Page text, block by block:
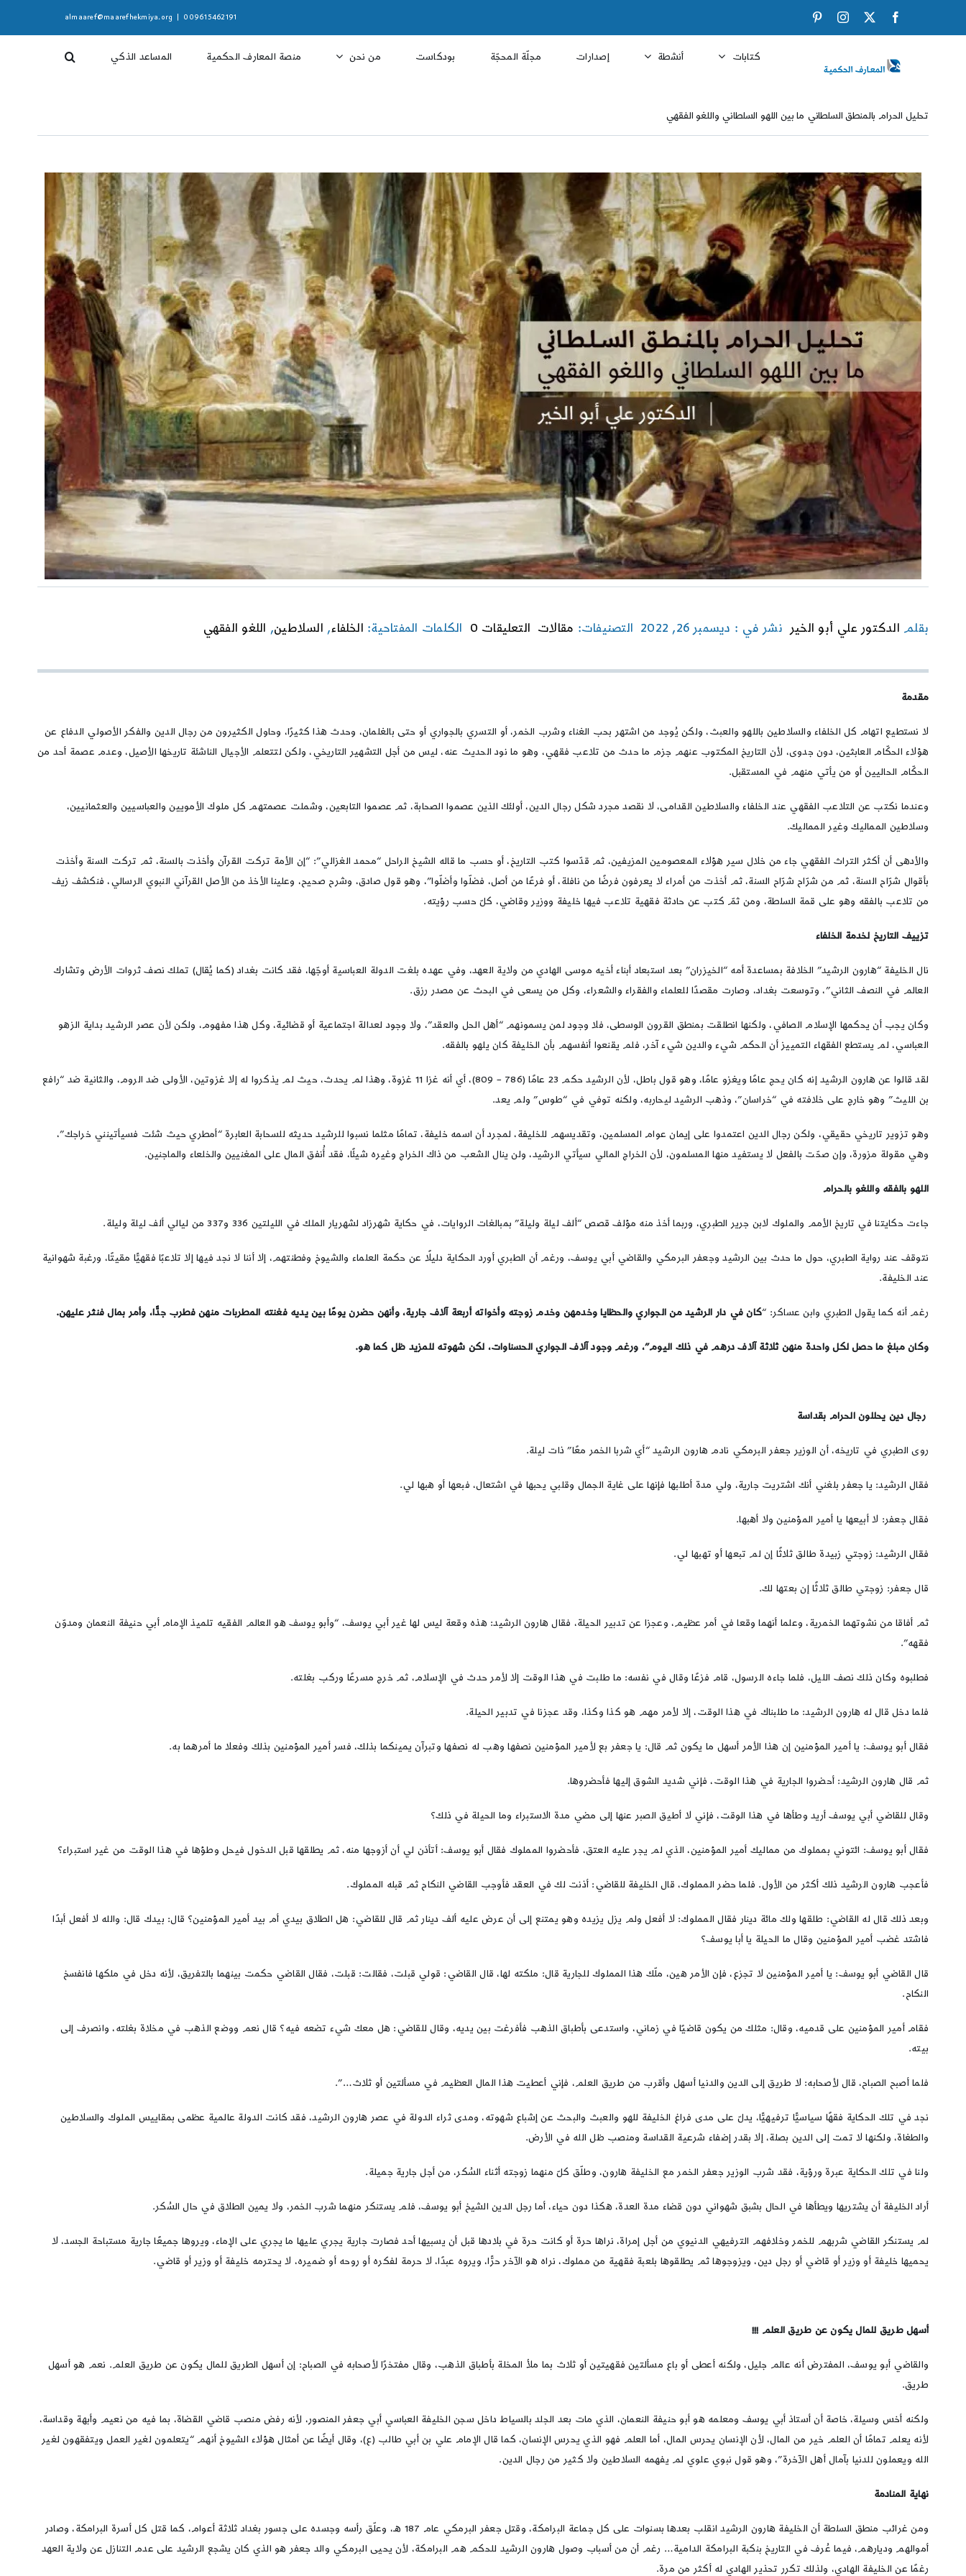
Facebook
X
Instagram
009615462191
almaaref@maarefhekmiya.org
كتابات أنشطة إصدارات مجلّة المحجّة بودكاست من نحن منصة المعارف الحكمية المساعد الذكي
تحليل الحرام بالمنطق السلطاني ما بين اللهو السلطاني واللغو الفقهي
بقلم الدكتور علي أبو الخير نشر في : ديسمبر 26, 2022 التصنيفات: مقالات التعليقات 0
on
بالمنطق
اللهو
السلطاني
واللغو
الكلمات المفتاحية: الخلفاء, السلاطين, اللغو الفقهي
مقدمة
لا نستطيع اتهام كل الخلفاء والسلاطين باللهو والعبث، ولكن يُوجد من اشتهر بحب الغناء وشرب الخمر، أو التسري بالجواري أو حتى بالغلمان، وحدث هذا كثيرًا، وحاول الكثيرون من رجال الدين والفكر الأصولي الدفاع عن
هؤلاء الحكّام العابثين، دون جدوى، لأن التاريخ المكتوب عنهم جزم ما حدث من تلاعب فقهي، وهو ما نود الحديث عنه، ليس من أجل التشهير التاريخي، ولكن لتتعلم الأجيال الناشئة تاريخها الأصيل، وعدم عصمة أحد من
الحكّام الحاليين أو من يأتي منهم في المستقبل.
وعندما نكتب عن التلاعب الفقهي عند الخلفاء والسلاطين القدامى، لا نقصد مجرد شكل رجال الدين، أولئك الذين عصموا الصحابة، ثم عصموا التابعين، وشملت عصمتهم كل ملوك الأمويين والعباسيين والعثمانيين،
وسلاطين المماليك وغير المماليك.
والأدهى أن أكثر التراث الفقهي جاء من خلال سير هؤلاء المعصومين المزيفين، ثم قدّسوا كتب التاريخ، أو حسب ما قاله الشيخ الراحل “محمد الغزالي”: “إن الأمة تركت القرآن وأخذت بالسنة، ثم تركت السنة وأخذت
بأقوال شرّاح السنة، ثم من شرّاح شرّاح السنة، ثم أخذت من أمراء لا يعرفون فرضًا من نافلة، أو فرعًا من أصل، فضلّوا وأضلّوا”، وهو قول صادق، وشرح صحيح، وعلينا الأخذ من الأصل القرآني النبوي الرسالي، فنكشف زيف
من تلاعب بالفقه وهو على قمة السلطة، ومن ثمّ كتب عن حادثة فقهية تلاعب فيها خليفة ووزير وقاضي، كلّ حسب رؤيته.
تزييف التاريخ لخدمة الخلفاء
نال الخليفة “هارون الرشيد” الخلافة بمساعدة أمه “الخيزران” بعد استبعاد أبناء أخيه موسى الهادي من ولاية العهد، وفي عهده بلغت الدولة العباسية أوجّها، فقد كانت بغداد (كما يُقال) تملك نصف ثروات الأرض وتشارك
العالم في النصف الثاني”، وتوسعت بغداد، وصارت مقصدًا للعلماء والفقراء والشعراء، وكل من يسعى في البحث عن مصدر رزق.
وكان يجب أن يحكمها الإسلام الصافي، ولكنها انطلقت بمنطق القرون الوسطى، فلا وجود لمن يسمونهم “أهل الحل والعقد”، ولا وجود لعدالة اجتماعية أو قضائية، وكل هذا مفهوم، ولكن لأن عصر الرشيد بداية الزهو
العباسي، لم يستطع الفقهاء التمييز أن الحكم شيء والدين شيء آخر، فلم يقنعوا أنفسهم بأن الخليفة كان يلهو بالفقه.
لقد قالوا عن هارون الرشيد إنه كان يحج عامًا ويغزو عامًا، وهو قول باطل، لأن الرشيد حكم 23 عامًا (786 – 809)، أي أنه غزا 11 غزوة، وهذا لم يحدث، حيث لم يذكروا له إلا غزوتين، الأولى ضد الروم، والثانية ضد “رافع
بن الليث” وهو خارج على خلافته في “خراسان”، وذهب الرشيد ليحاربه، ولكنه توفي في “طوس” ولم يعد.
وهو تزوير تاريخي حقيقي، ولكن رجال الدين اعتمدوا على إيمان عوام المسلمين، وتقديسهم للخليفة، لمجرد أن اسمه خليفة، تمامًا مثلما نسبوا للرشيد حديثه للسحابة العابرة “أمطري حيث شئت فسيأتينني خراجك”،
وهي مقولة مزورة، وإن صحّت بالفعل لا يستفيد منها المسلمون، لأن الخراج المالي سيأتي الرشيد، ولن ينال الشعب من ذاك الخراج وغيره شيئًا، فقد أُنفق المال على المغنيين والخلعاء والماجنين.
اللهو بالفقه واللغو بالحرام
جاءت حكايتنا في تاريخ الأمم والملوك لابن جرير الطبري، وربما أخذ منه مؤلف قصص “ألف ليلة وليلة” بمبالغات الروايات، في حكاية شهرزاد لشهريار الملك في الليلتين 336 و337 من ليالي ألف ليلة وليلة.
نتوقف عند رواية الطبري، حول ما حدث بين الرشيد وجعفر البرمكي والقاضي أبي يوسف، ورغم أن الطبري أورد الحكاية دليلًا عن حكمة العلماء والشيوخ وفطنتهم، إلا أننا لا نجد فيها إلا تلاعبًا فقهيًّا مقيتًا، ورغبة شهوانية
عند الخليفة.
رغم أنه كما يقول الطبري وابن عساكر: “كان في دار الرشيد من الجواري والحظايا وخدمهن وخدم زوجته وأخواته أربعة آلاف جارية، وأنهن حضرن يومًا بين يديه فغنته المطربات منهن فطرب جدًّا، وأمر بمال فنثر عليهن‏.
وكان مبلغ ما حصل لكل واحدة منهن ثلاثة آلاف درهم في ذلك اليوم”، ورغم وجود آلاف الجواري الحسناوات، لكن شهوته للمزيد ظل كما هو.
رجال دين يحللون الحرام بقداسة
روى الطبري في تاريخه، أن الوزير جعفر البرمكي نادم هارون الرشيد “أي شربا الخمر معًا” ذات ليلة.
فقال الرشيد: يا جعفر بلغني أنك اشتريت جارية، ولي مدة أطلبها فإنها على غاية الجمال وقلبي يحبها في اشتعال، فبعها أو هبها لي.
فقال جعفر: لا أبيعها يا أمير المؤمنين ولا أهبها.
فقال الرشيد: زوجتي زبيدة طالق ثلاثًا إن لم تبعها أو تهبها لي.
قال جعفر: زوجتي طالق ثلاثًا إن بعتها لك.
ثم أفاقا من نشوتهما الخمرية، وعلما أنهما وقعا في أمر عظيم، وعجزا عن تدبير الحيلة، فقال هارون الرشيد: هذه وقعة ليس لها غير أبي يوسف، “وأبو يوسف هو العالم الفقيه تلميذ الإمام أبي حنيفة النعمان ومدوّن
فقهه”.
فطلبوه وكان ذلك نصف الليل، فلما جاءه الرسول، قام فزعًا وقال في نفسه: ما طلبت في هذا الوقت إلا لأمر حدث في الإسلام، ثم خرج مسرعًا وركب بغلته.
فلما دخل قال له هارون الرشيد: ما طلبناك في هذا الوقت، إلا لأمر مهم هو كذا وكذا، وقد عجزنا في تدبير الحيلة.
فقال أبو يوسف: يا أمير المؤمنين إن هذا الأمر أسهل ما يكون ثم قال: يا جعفر بع لأمير المؤمنين نصفها وهب له نصفها وتبرآن يمينكما بذلك، فسر أمير المؤمنين بذلك وفعلا ما أمرهما به.
ثم قال هارون الرشيد: أحضروا الجارية في هذا الوقت، فإني شديد الشوق إليها فأحضروها.
وقال للقاضي أبي يوسف أريد وطأها في هذا الوقت، فإني لا أطيق الصبر عنها إلى مضي مدة الاستبراء وما الحيلة في ذلك؟
فقال أبو يوسف: ائتوني بمملوك من مماليك أمير المؤمنين، الذي لم يجر عليه العتق، فأحضروا المملوك فقال أبو يوسف: أتأذن لي أن أزوجها منه، ثم يطلقها قبل الدخول فيحل وطؤها في هذا الوقت من غير استبراء؟
فأعجب هارون الرشيد ذلك أكثر من الأول. فلما حضر المملوك، قال الخليفة للقاضي: أذنت لك في العقد فأوجب القاضي النكاح ثم قبله المملوك.
وبعد ذلك قال له القاضي: طلقها ولك مائة دينار فقال المملوك: لا أفعل ولم يزل يزيده وهو يمتنع إلى أن عرض عليه ألف دينار ثم قال للقاضي: هل الطلاق بيدي أم بيد أمير المؤمنين؟ قال: بيدك قال: والله لا أفعل أبدًا
فاشتد غضب أمير المؤمنين وقال ما الحيلة يا أبا يوسف؟
قال القاضي أبو يوسف: يا أمير المؤمنين لا تجزع، فإن الأمر هين، ملّك هذا المملوك للجارية قال: ملكته لها، قال القاضي: قولي قبلت، فقالت: قبلت، فقال القاضي حكمت بينهما بالتفريق، لأنه دخل في ملكها فانفسخ
النكاح.
فقام أمير المؤمنين على قدميه، وقال: مثلك من يكون قاضيًا في زماني، واستدعى بأطباق الذهب فأفرغت بين يديه، وقال للقاضي: هل معك شيء تضعه فيه؟ قال نعم ووضع الذهب في مخلاة بغلته، وانصرف إلى
بيته.
فلما أصبح الصباح، قال لأصحابه: لا طريق إلى الدين والدنيا أسهل وأقرب من طريق العلم، فإني أعطيت هذا المال العظيم في مسألتين أو ثلاث…”.
نجد في تلك الحكاية فقهًا سياسيًّا ترفيهيًّا، يدلّ على مدى فراغ الخليفة للهو والعبث والبحث عن إشباع شهوته، ومدى ثراء الدولة في عصر هارون الرشيد، فقد كانت الدولة عالمية عظمى بمقاييس الملوك والسلاطين
والطغاة، ولكنها لا تمت إلى الدين بصلة، إلا بقدر إضفاء شرعية القداسة ومنصب ظل الله في الأرض.
ولنا في تلك الحكاية عبرة ورؤية، فقد شرب الوزير جعفر الخمر مع الخليفة هارون، وطلّق كلّ منهما زوجته أثناء السُكر، من أجل جارية جميلة.
أراد الخليفة أن يشتريها ويطأها في الحال بشبق شهواني دون قضاء مدة العدة، هكذا دون حياء، أما رجل الدين الشيخ أبو يوسف، فلم يستنكر منهما شرب الخمر، ولا يمين الطلاق في حال السُكر.
لم يستنكر القاضي شربهم للخمر وخلافهم الترفيهي الدنيوي من أجل إمراة، نراها حرة أو كانت حرة في بلادها قبل أن يسبيها أحد فصارت جارية يجري عليها ما يجري على الإماء، ويروها جميعًا جارية مستباحة الجسد، لا
يحميها خليفة أو وزير أو قاضي أو رجل دين، ويزوجوها ثم يطلقوها بلعبة فقهية من مملوك، نراه هو الآخر حرًّا، ويروه عبدًا، لا حرمة لفكره أو روحه أو ضميره، لا يحترمه خليفة أو وزير أو قاضي.
أسهل طريق للمال يكون عن طريق العلم !!!
والقاضي أبو يوسف، المفترض أنه عالم جليل، ولكنه أعطى أو باع مسألتين فقهيتين أو ثلاث بما ملأ المخلة بأطباق الذهب، وقال مفتخرًا لأصحابه في الصباح: إن أسهل الطريق للمال يكون عن طريق العلم. نعم هو أسهل
طريق.
ولكنه أخس وسيلة، خاصة أن أستاذ أبي يوسف ومعلمه هو أبو حنيفة النعمان، الذي مات بعد الجلد بالسياط داخل سجن الخليفة العباسي أبي جعفر المنصور، لأنه رفض منصب قاضي القضاة، بما فيه من نعيم وأبهة وقداسة،
لأنه يعلم تمامًا أن العلم خير من المال، لأن الإنسان يحرس المال، أما العلم فهو الذي يحرس الإنسان، كما قال الإمام علي بن أبي طالب (ع)، وقال أيضًا عن أمثال هؤلاء الشيوخ أنهم “يتعلمون لغير العمل ويتفقهون لغير
الله ويعملون للدنيا بآمال أهل الآخرة”، وهو قول نبوي علوي لم يفهمه السلاطين ولا كثير من رجال الدين.
نهاية المنادمة
ومن غرائب منطق السلطة أن الخليفة هارون الرشيد انقلب بعدها بسنوات على كل جماعة البرامكة، وقتل جعفر البرمكي عام 187 هـ، وعلّق رأسه وجسده على جسور بغداد ثلاثة أعوام، كما قتل كل أسرة البرامكة، وصادر
أموالهم وديارهم، فيما عُرف في التاريخ بنكبة البرامكة الدامية… رغم أن من أسباب وصول هارون الرشيد للحكم هم البرامكة، لأن يحيى البرمكي والد جعفر هو الذي كان يشجع الرشيد على عدم التنازل عن ولاية العهد
رغمًا عن الخليفة الهادي، ولذلك تكرر تحذير الهادي له أكثر من مرة.